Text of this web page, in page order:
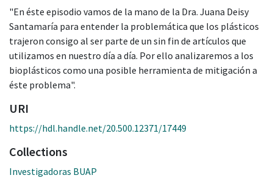
"En éste episodio vamos de la mano de la Dra. Juana Deisy
Santamaría para entender la problemática que los plásticos
trajeron consigo al ser parte de un sin fin de artículos que
utilizamos en nuestro día a día. Por ello analizaremos a los
bioplásticos como una posible herramienta de mitigación a
éste problema".
URI
https://hdl.handle.net/20.500.12371/17449
Collections
Investigadoras BUAP